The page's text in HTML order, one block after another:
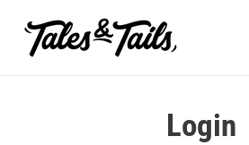
Login